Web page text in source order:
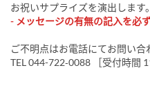
お祝いサプライズを演出します。
- メッセージの有無の記入を必
ご不明点はお電話にてお問い合
TEL 044-722‐0088 ［受付時間